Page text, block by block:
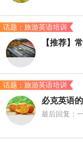
话题：旅游英语培训
【推荐】
话题：旅游英语培训
必克英语
最后回复：